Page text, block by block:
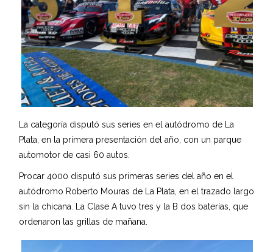
La categoría disputó sus series en el autódromo de La
Plata, en la primera presentación del año, con un parque
automotor de casi 60 autos.
Procar 4000 disputó sus primeras series del año en el
autódromo Roberto Mouras de La Plata, en el trazado largo
sin la chicana. La Clase A tuvo tres y la B dos baterías, que
ordenaron las grillas de mañana.